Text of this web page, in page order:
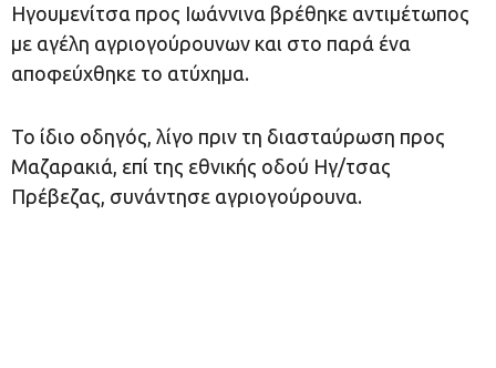
Ηγουμενίτσα προς Ιωάννινα βρέθηκε αντιμέτωπος
με αγέλη αγριογούρουνων και στο παρά ένα
αποφεύχθηκε το ατύχημα.
Το ίδιο οδηγός, λίγο πριν τη διασταύρωση προς
Μαζαρακιά, επί της εθνικής οδού Ηγ/τσας
Πρέβεζας, συνάντησε αγριογούρουνα.